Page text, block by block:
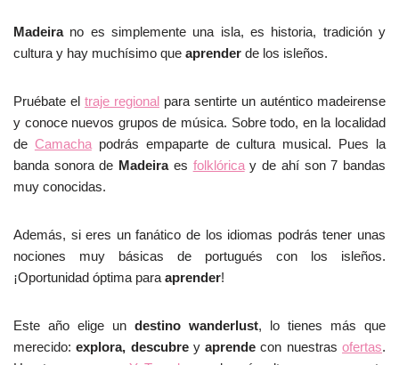
Madeira no es simplemente una isla, es historia, tradición y
cultura y hay muchísimo que aprender de los isleños.
Pruébate el traje regional para sentirte un auténtico madeirense
y conoce nuevos grupos de música. Sobre todo, en la localidad
de Camachapodrás empaparte de cultura musical. Pues la
banda sonora de Madeira es folklóricay de ahí son 7 bandas
muy conocidas.
Además, si eres un fanático de los idiomas podrás tener unas
nociones muy básicas de portugués con los isleños.
¡Oportunidad óptima para aprender!
Este año elige un destino wanderlust, lo tienes más que
merecido:explora, descubre yaprendecon nuestrasofertas.